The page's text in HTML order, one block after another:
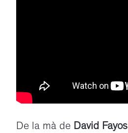
De la mà de David Fayos